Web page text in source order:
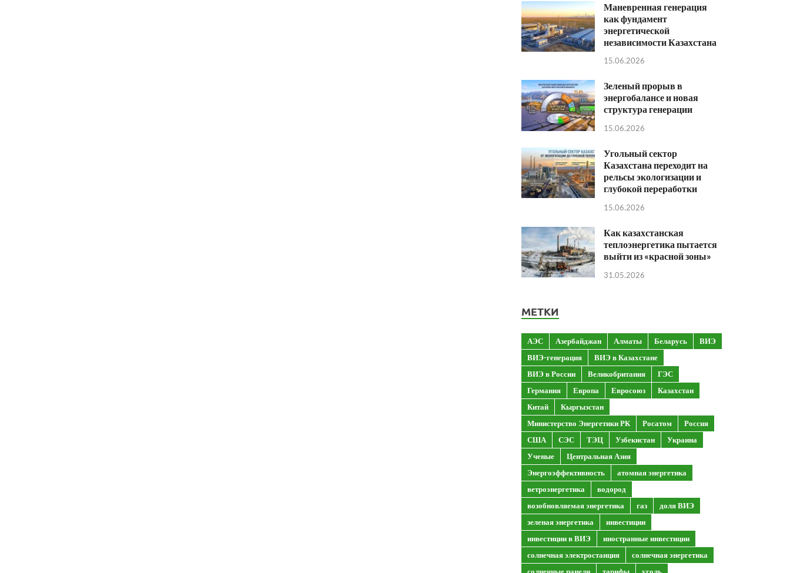
Маневренная генерация
как фундамент
энергетической
независимости Казахстана
15.06.2026
Зеленый прорыв в
энергобалансе и новая
структура генерации
15.06.2026
Угольный сектор
Казахстана переходит на
рельсы экологизации и
глубокой переработки
15.06.2026
Как казахстанская
теплоэнергетика пытается
выйти из «красной зоны»
31.05.2026
МЕТКИ
АЭС Азербайджан Алматы Беларусь
ВИЭ
ВИЭ-генерация
ВИЭ в Казахстане
ВИЭ в России
Великобритания
ГЭС
Германия
Европа Евросоюз
Казахстан
Китай
Кыргызстан
Министерство Энергетики РК
Росатом
Россия
США
СЭС ТЭЦ Узбекистан
Украина
Ученые
Центральная Азия
Энергоэффективность
атомная энергетика
ветроэнергетика
водород
возобновляемая энергетика
газ
доля ВИЭ
зеленая энергетика
инвестиции
инвестиции в ВИЭ
иностранные инвестиции
солнечная электростанция
солнечная энергетика
солнечные панели
тарифы уголь